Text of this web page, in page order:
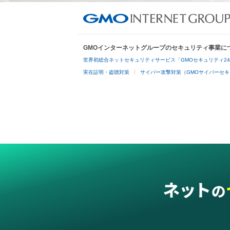
GMOインターネットグループのセキュリティ事業に
世界初総合ネットセキュリティサービス「GMOセキュリティ
実在証明・盗聴対策 サイバー攻撃対策（GMOサイバーセ